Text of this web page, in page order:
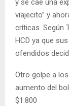
y se cae una
viajecito” y
críticas. Según
HCD ya que
ofendidos
Otro golpe a
aumento del
$1.800